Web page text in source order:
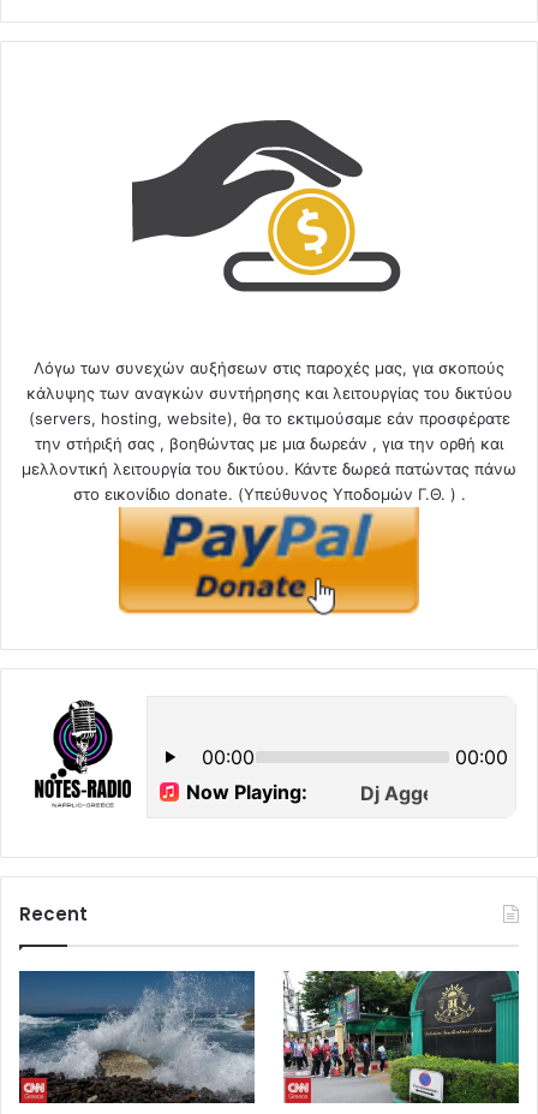
Λόγω των συνεχών αυξήσεων στις παροχές μας, για σκοπούς
κάλυψης των αναγκών συντήρησης και λειτουργίας του δικτύου
(servers, hosting, website), θα το εκτιμούσαμε εάν προσφέρατε
την στήριξή σας , βοηθώντας με μια δωρεάν , για την ορθή και
μελλοντική λειτουργία του δικτύου. Κάντε δωρεά πατώντας πάνω
στο εικονίδιο donate. (Υπεύθυνος Υποδομών Γ.Θ. ) .
Recent